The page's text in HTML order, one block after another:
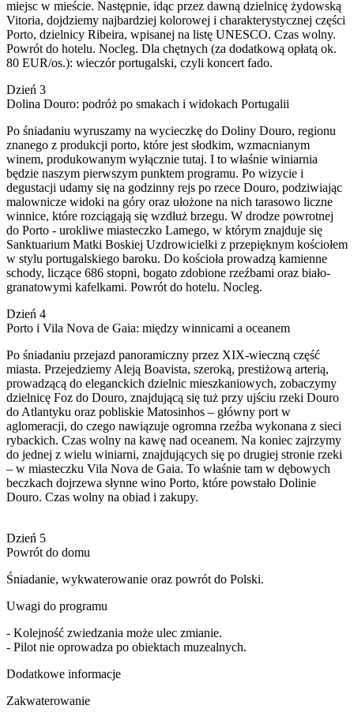
miejsc w mieście. Następnie, idąc przez dawną dzielnicę żydowską
Vitoria, dojdziemy najbardziej kolorowej i charakterystycznej części
Porto, dzielnicy Ribeira, wpisanej na listę UNESCO. Czas wolny.
Powrót do hotelu. Nocleg. Dla chętnych (za dodatkową opłatą ok.
80 EUR/os.): wieczór portugalski, czyli koncert fado.
Dzień 3
Dolina Douro: podróż po smakach i widokach Portugalii
Po śniadaniu wyruszamy na wycieczkę do Doliny Douro, regionu
znanego z produkcji porto, które jest słodkim, wzmacnianym
winem, produkowanym wyłącznie tutaj. I to właśnie winiarnia
będzie naszym pierwszym punktem programu. Po wizycie i
degustacji udamy się na godzinny rejs po rzece Douro, podziwiając
malownicze widoki na góry oraz ułożone na nich tarasowo liczne
winnice, które rozciągają się wzdłuż brzegu. W drodze powrotnej
do Porto - urokliwe miasteczko Lamego, w którym znajduje się
Sanktuarium Matki Boskiej Uzdrowicielki z przepięknym kościołem
w stylu portugalskiego baroku. Do kościoła prowadzą kamienne
schody, liczące 686 stopni, bogato zdobione rzeźbami oraz biało-
granatowymi kafelkami. Powrót do hotelu. Nocleg.
Dzień 4
Porto i Vila Nova de Gaia: między winnicami a oceanem
Po śniadaniu przejazd panoramiczny przez XIX-wieczną część
miasta. Przejedziemy Aleją Boavista, szeroką, prestiżową arterią,
prowadzącą do eleganckich dzielnic mieszkaniowych, zobaczymy
dzielnicę Foz do Douro, znajdującą się tuż przy ujściu rzeki Douro
do Atlantyku oraz pobliskie Matosinhos – główny port w
aglomeracji, do czego nawiązuje ogromna rzeźba wykonana z sieci
rybackich. Czas wolny na kawę nad oceanem. Na koniec zajrzymy
do jednej z wielu winiarni, znajdujących się po drugiej stronie rzeki
– w miasteczku Vila Nova de Gaia. To właśnie tam w dębowych
beczkach dojrzewa słynne wino Porto, które powstało Dolinie
Douro. Czas wolny na obiad i zakupy.
Dzień 5
Powrót do domu
Śniadanie, wykwaterowanie oraz powrót do Polski.
Uwagi do programu
- Kolejność zwiedzania może ulec zmianie.
- Pilot nie oprowadza po obiektach muzealnych.
Dodatkowe informacje
Zakwaterowanie